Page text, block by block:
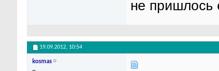
не пришлось
19.09.2012, 10:54
kosmas